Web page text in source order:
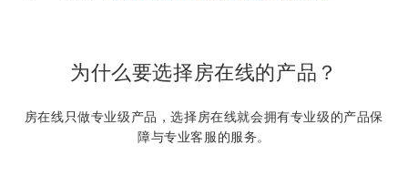
为什么要选择房在线的产品？
房在线只做专业级产品，选择房在线就会拥有专业级的产品保
障与专业客服的服务。